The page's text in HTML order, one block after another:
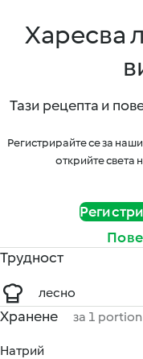
Харесва
Тази рецепта и
Регистрирайте се за
открийте света
Трудност
лесно
Хранене за 1 portion
Натрий